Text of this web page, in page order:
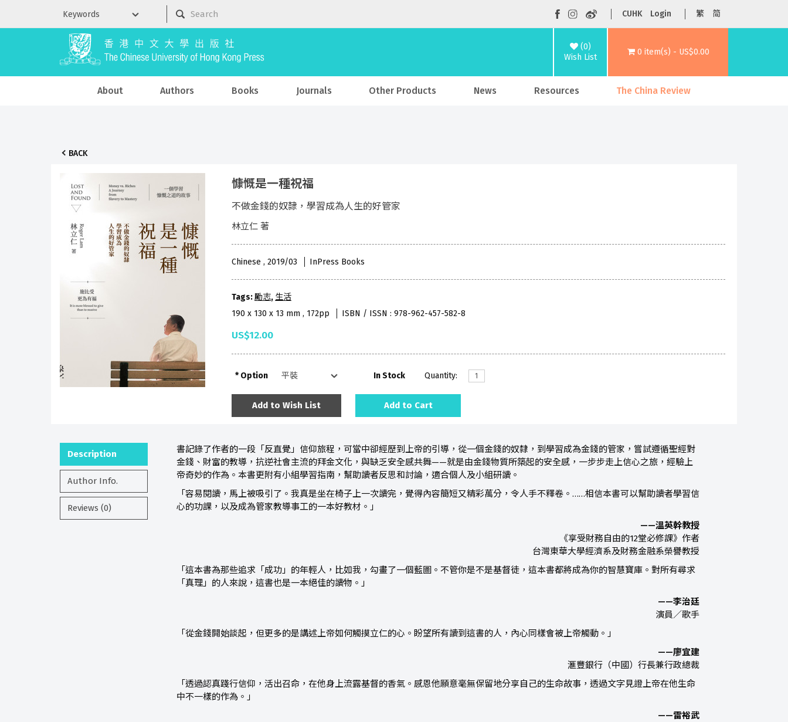
CUHK Login 繁 简
(0)
Wish List
0 item(s) - US$0.00
About Authors Books Journals Other Products News Resources The China Review
BACK
慷慨是一種祝福
不做金錢的奴隸，學習成為人生的好管家
林立仁 著
Chinese , 2019/03 InPress Books
Tags:勵志, 生活
190 x 130 x 13 mm , 172pp
ISBN / ISSN : 978-962-457-582-8
US$12.00
Option In Stock Quantity:
Add to Wish List Add to Cart
Description
Author Info.
Reviews (0)
書記錄了作者的一段「反直覺」信仰旅程，可當中卻經歷到上帝的引導，從一個金錢的奴隸，到學習成為金錢的管家，嘗試遵循聖經對
金錢、財富的教導，抗逆社會主流的拜金文化，與缺乏安全感共舞——就是由金錢物質所築起的安全感，一步步走上信心之旅，經驗上
帝奇妙的作為。本書更附有小組學習指南，幫助讀者反思和討論，適合個人及小組研讀。
「容易閱讀，馬上被吸引了。我真是坐在椅子上一次讀完，覺得內容簡短又精彩萬分，令人手不釋卷。……相信本書可以幫助讀者學習信
心的功課，以及成為管家教導事工的一本好教材。」
——溫英幹教授
《享受財務自由的12堂必修課》作者
台灣東華大學經濟系及財務金融系榮譽教授
「這本書為那些追求「成功」的年輕人，比如我，勾畫了一個藍圖。不管你是不是基督徒，這本書都將成為你的智慧寶庫。對所有尋求
「真理」的人來說，這書也是一本絕佳的讀物。」
——李治廷
演員／歌手
「從金錢開始談起，但更多的是講述上帝如何觸摸立仁的心。盼望所有讀到這書的人，內心同樣會被上帝觸動。」
——廖宜建
滙豐銀行（中國）行長兼行政總裁
「透過認真踐行信仰，活出召命，在他身上流露基督的香氣。感恩他願意毫無保留地分享自己的生命故事，透過文字見證上帝在他生命
中不一樣的作為。」
——雷裕武